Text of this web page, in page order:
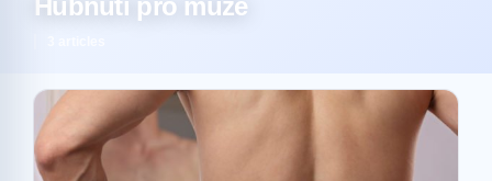
Hubnutí pro muže